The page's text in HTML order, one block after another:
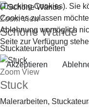
Zoom View
Schöne Wände
Stuckateurarbeiten
Zoom View
Stuck
Malerarbeiten,
(Tracking Cookies). Sie
Cookies zulassen
Ablehnung womöglich
Seite zur Verfügung
Akzeptieren